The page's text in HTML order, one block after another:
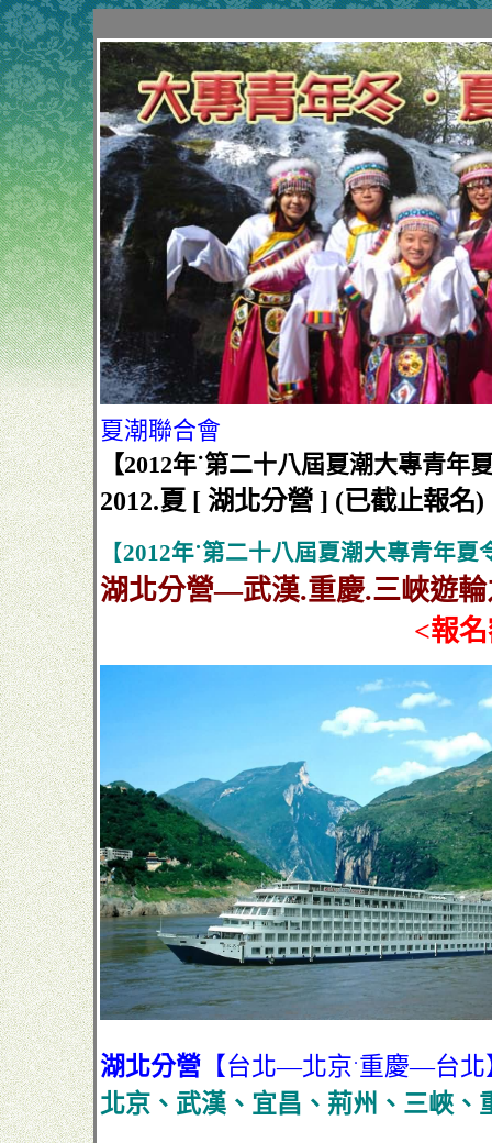
夏潮聯合會
【2012年˙第二十八屆夏潮大專青年
2012.夏 [ 湖北分營 ] (已截止報名)
【2012年˙第二十八屆夏潮大專青年夏
湖北分營—武漢.重慶.三峽遊輪
<報
湖北分營 【台北—北京˙重慶—台北
北京、武漢、宜昌、荊州、三峽